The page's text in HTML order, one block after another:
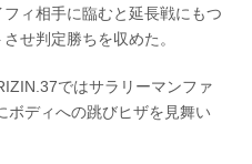
ィ相手に臨むと延長戦にもつ
せ判定勝ちを収めた。
ではサラリーマンファ
ボディへの跳びヒザを見舞い